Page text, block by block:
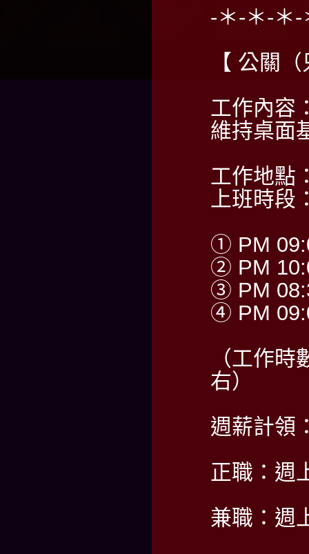
-＊-＊-＊
【 公關
工作內容
維持桌面
工作地點
上班時段
① PM
② PM
③ PM
④ PM
（工作
右）
週薪計領
正職：週
兼職：週